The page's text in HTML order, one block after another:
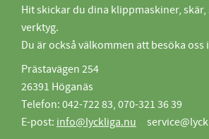
Hit skickar du dina klippmaskiner, skär,
verktyg.
Du är också välkommen att besöka oss
Prästavägen 254
26391 Höganäs
Telefon: 042-722 83, 070-321 36 39
E-post: info@lyckliga.nu